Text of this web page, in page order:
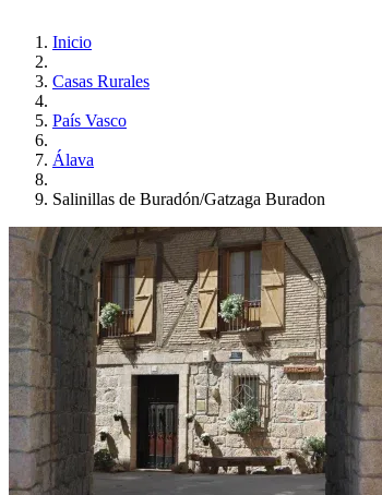
Inicio
Casas Rurales
País Vasco
Álava
Salinillas de Buradón/Gatzaga Buradon